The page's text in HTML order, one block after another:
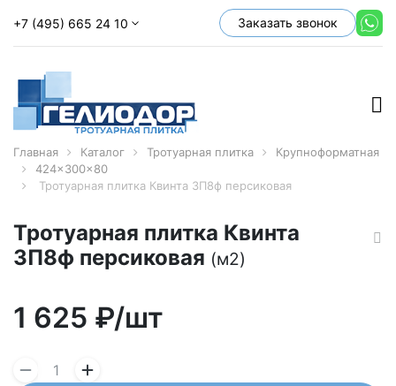
+7 (495) 665 24 10 Заказать звонок
Главная Каталог Тротуарная плитка
Крупноформатная
424x300x80
Тротуарная плитка Квинта 3П8ф персиковая
Тротуарная плитка Квинта
3П8ф персиковая (м2)
1 625 ₽/шт